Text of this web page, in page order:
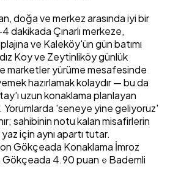
doğa ve merkez arasında iyi bir
dakikada Çınarlı merkeze,
ve Kaleköy'ün gün batımı
Koy ve Zeytinliköy günlük
marketler yürüme mesafesinde
hazırlamak kolaydır — bu da
uzun konaklama planlayan
Yorumlarda 'seneye yine geliyoruz'
sahibinin notu kalan misafirlerin
için aynı apartı tutar.
Gökçeada Konaklama İmroz
4.90 puan location_on Bademli